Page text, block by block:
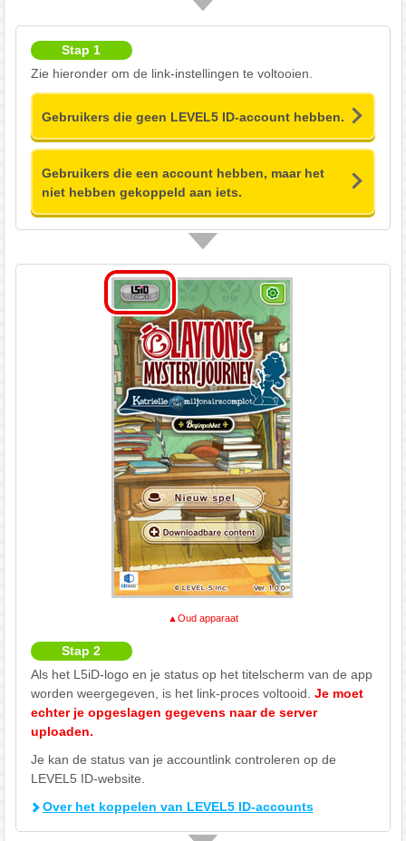
Stap 1
Zie hieronder om de link-instellingen te voltooien.
Gebruikers die geen LEVEL5 ID-account hebben.
Gebruikers die een account hebben, maar het
niet hebben gekoppeld aan iets.
▲Oud apparaat
Stap 2
Als het L5iD-logo en je status op het titelscherm van de app
worden weergegeven, is het link-proces voltooid. Je moet
echter je opgeslagen gegevens naar de server
uploaden.
Je kan de status van je accountlink controleren op de
LEVEL5 ID-website.
Over het koppelen van LEVEL5 ID-accounts